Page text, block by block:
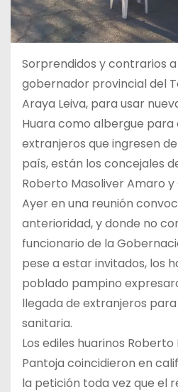
Sorprendidos y contrarios
gobernador provincial del
Araya Leiva, para usar
Huara como albergue para
extranjeros que ingresen
país, están los concejales
Roberto Masoliver Amaro
Ayer en una reunión
anterioridad, y donde no
funcionario de la
pese a estar invitados, los
poblado pampino
llegada de extranjeros
sanitaria.
Los ediles huarinos
Pantoja coincidieron en
la petición toda vez que el